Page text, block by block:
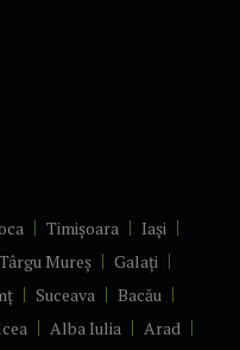
Timișoara
Iași
Târgu Mureș
Galați
Suceava
Bacău
Alba Iulia
Arad